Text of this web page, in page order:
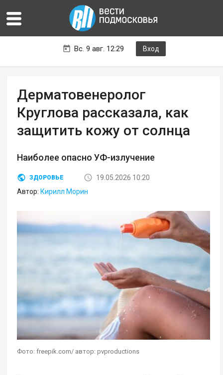
Вс. 9 авг. 12:29 Вход
Дерматовенеролог
Круглова рассказала, как
защитить кожу от солнца
Наиболее опасно УФ-излучение
ЗДОРОВЬЕ
19.05.2026 10:20
Автор: Кирилл Морин
Фото: freepik.com/ автор: pvproductions